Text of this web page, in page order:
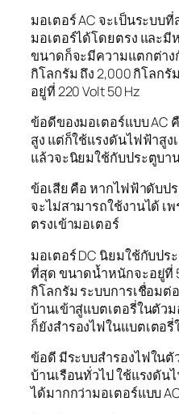
มอเตอร์ AC จะเป็นระบบ
มอเตอร์ได้โดยตรง และมี
ขนาดก็จะมีความแตกต่าง
กิโลกรัม ถึง 2,000 กิโลก
อยู่ที่ 220 Volt 50 Hz
ข้อดีของมอเตอร์แบบ AC
สูง แต่ก็ใช้แรงดันไฟฟ้าสู
แล้วจะนิยมใช้กับประตูบ
ข้อเสีย คือ หากไฟฟ้าดับป
จะไม่สามารถใช้งานได้ เ
ตรงเข้ามอเตอร์
มอเตอร์ DC นิยมใช้กับป
ที่สุด ขนาดน้ำหนักจะอยู่ที่
กิโลกรัม ระบบการเชื่อมต่
บ้านเข้าสู่แบตเตอรี่ในตัว
ก็ยังสำรองไฟในแบตเตอรี่
ข้อดี มีระบบสำรองไฟในตั
บ้านเรือนทั่วไป ใช้แรงดั
ได้มากกว่ามอเตอร์แบบ